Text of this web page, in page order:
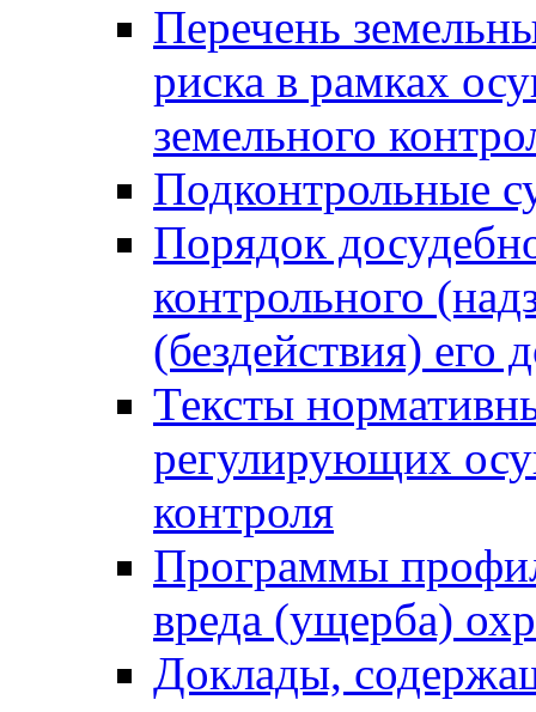
Перечень
риска в рамках
земельного
Подконтрольные
Порядок
контрольного
(бездействия)
Тексты
регулирующих
контроля
Программы
вреда (ущерба)
Доклады,